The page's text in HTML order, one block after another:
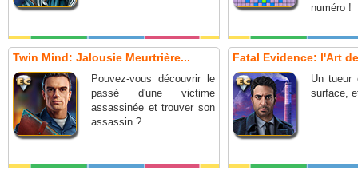
numéro !
Twin Mind: Jalousie Meurtrière...
Pouvez-vous découvrir le
passé d'une victime
assassinée et trouver son
assassin ?
Fatal Evidence: l'Art
Un tueur
surface,